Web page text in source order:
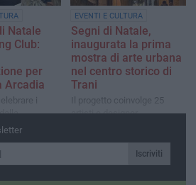
Natale
Club:
per
Arcadia
i
EVENTI E CULTURA
Segni di Natale,
inaugurata la prima
mostra di arte urbana
nel centro storico di
Trani
Il progetto coinvolge 25
artisti e designer
Iscriviti